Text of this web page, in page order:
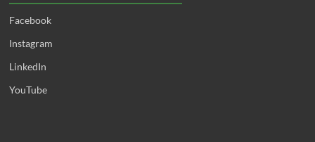
Facebook
Instagram
LinkedIn
YouTube